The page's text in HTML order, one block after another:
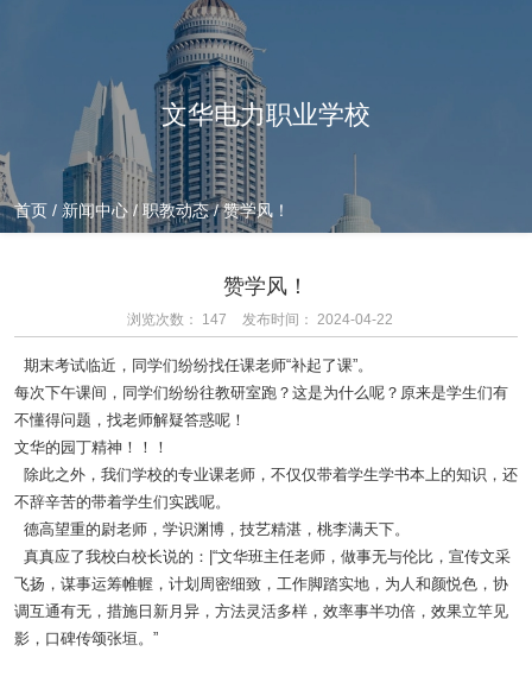
文华电力职业学校
首页 / 新闻中心 /职教动态 /赞学风！
赞学风！
浏览次数： 147 发布时间： 2024-04-22
期末考试临近，同学们纷纷找任课老师“补起了课”。
每次下午课间，同学们纷纷往教研室跑？这是为什么呢？原来是学生们有
不懂得问题，找老师解疑答惑呢！
文华的园丁精神！！！
除此之外，我们学校的专业课老师，不仅仅带着学生学书本上的知识，还
不辞辛苦的带着学生们实践呢。
德高望重的尉老师，学识渊博，技艺精湛，桃李满天下。
真真应了我校白校长说的：|“文华班主任老师，做事无与伦比，宣传文采
飞扬，谋事运筹帷幄，计划周密细致，工作脚踏实地，为人和颜悦色，协
调互通有无，措施日新月异，方法灵活多样，效率事半功倍，效果立竿见
影，口碑传颂张垣。”